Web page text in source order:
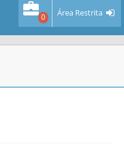
0 Área Restrita